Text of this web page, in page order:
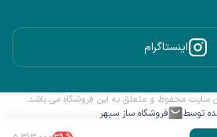
اینستاگرام
سایت محفوظ و متعلق به این فروشگاه می باشد.
توسط
فروشگاه ساز سپهر